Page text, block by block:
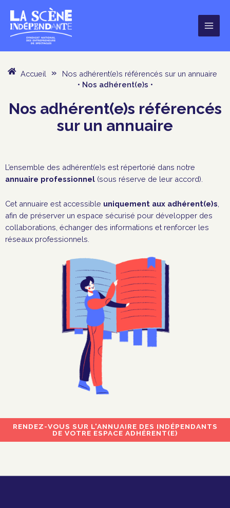
contenu
Accueil »
Nos adhérent(e)s référencés sur un annuaire
• Nos adhérent(e)s •
Nos adhérent(e)s référencés
sur un annuaire
L’ensemble des adhérent(e)s est répertorié dans notre
annuaire professionnel (sous réserve de leur accord).
Cet annuaire est accessible uniquement aux adhérent(e)s,
afin de préserver un espace sécurisé pour développer des
collaborations, échanger des informations et renforcer les
réseaux professionnels.
RENDEZ-VOUS SUR L'ANNUAIRE DES INDÉPENDANTS
DE VOTRE ESPACE ADHÉRENT(E)